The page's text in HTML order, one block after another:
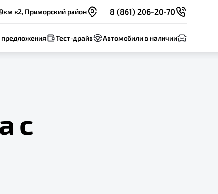
к2, Приморский район 8 (861) 206-20-70
Тест-драйв Автомобили в наличии
с